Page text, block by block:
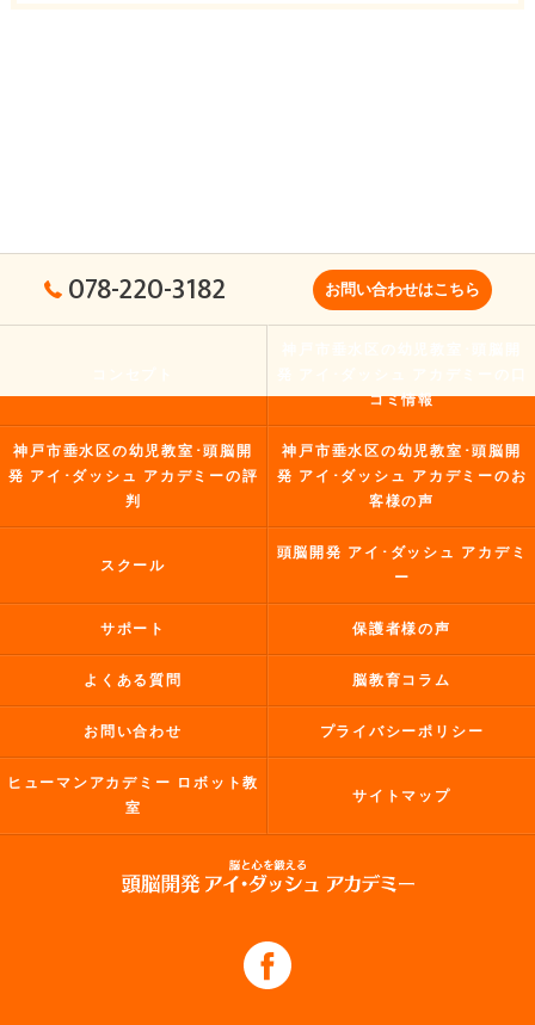
078-220-3182 お問い合わせはこちら
コミ情報
神戸市垂水区の幼児教室･頭脳開
発 アイ･ダッシュ アカデミーの評
判
神戸市垂水区の幼児教室･頭脳開
発 アイ･ダッシュ アカデミーのお
客様の声
スクール
頭脳開発 アイ･ダッシュ アカデミ
ー
サポート 保護者様の声
よくある質問 脳教育コラム
お問い合わせ プライバシーポリシー
ヒューマンアカデミー ロボット教
室
サイトマップ